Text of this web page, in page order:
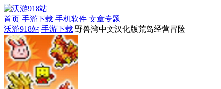
首页 手游下载 手机软件 文章专题
沃游918站 手游下载 野兽湾中文汉化版荒岛经营冒险